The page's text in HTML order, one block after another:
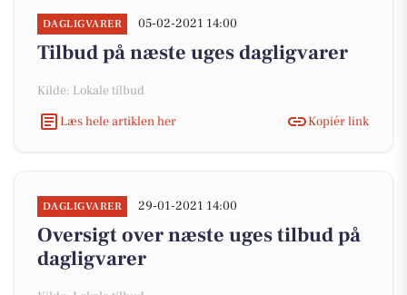
DAGLIGVARER 05-02-2021 14:00
Tilbud på næste uges dagligvarer
Kilde: Lokale tilbud
Læs hele artiklen her
Kopiér link
DAGLIGVARER 29-01-2021 14:00
Oversigt over næste uges tilbud på
dagligvarer